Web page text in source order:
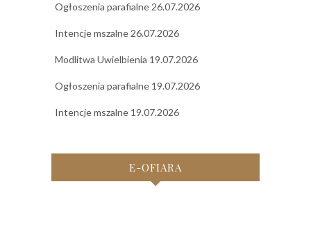
Ogłoszenia parafialne 26.07.2026
Intencje mszalne 26.07.2026
Modlitwa Uwielbienia 19.07.2026
Ogłoszenia parafialne 19.07.2026
Intencje mszalne 19.07.2026
E-OFIARA